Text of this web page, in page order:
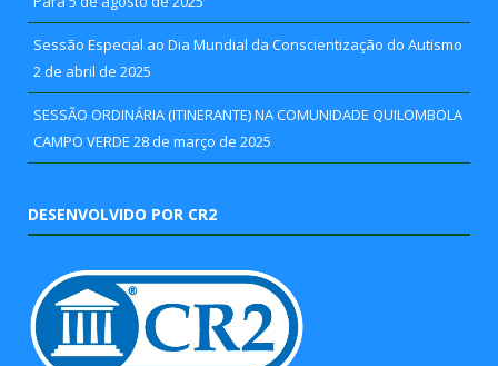
Sessão Especial ao Dia Mundial da Conscientização do Autismo
2 de abril de 2025
SESSÃO ORDINÁRIA (ITINERANTE) NA COMUNIDADE QUILOMBOLA
CAMPO VERDE 28 de março de 2025
DESENVOLVIDO POR CR2